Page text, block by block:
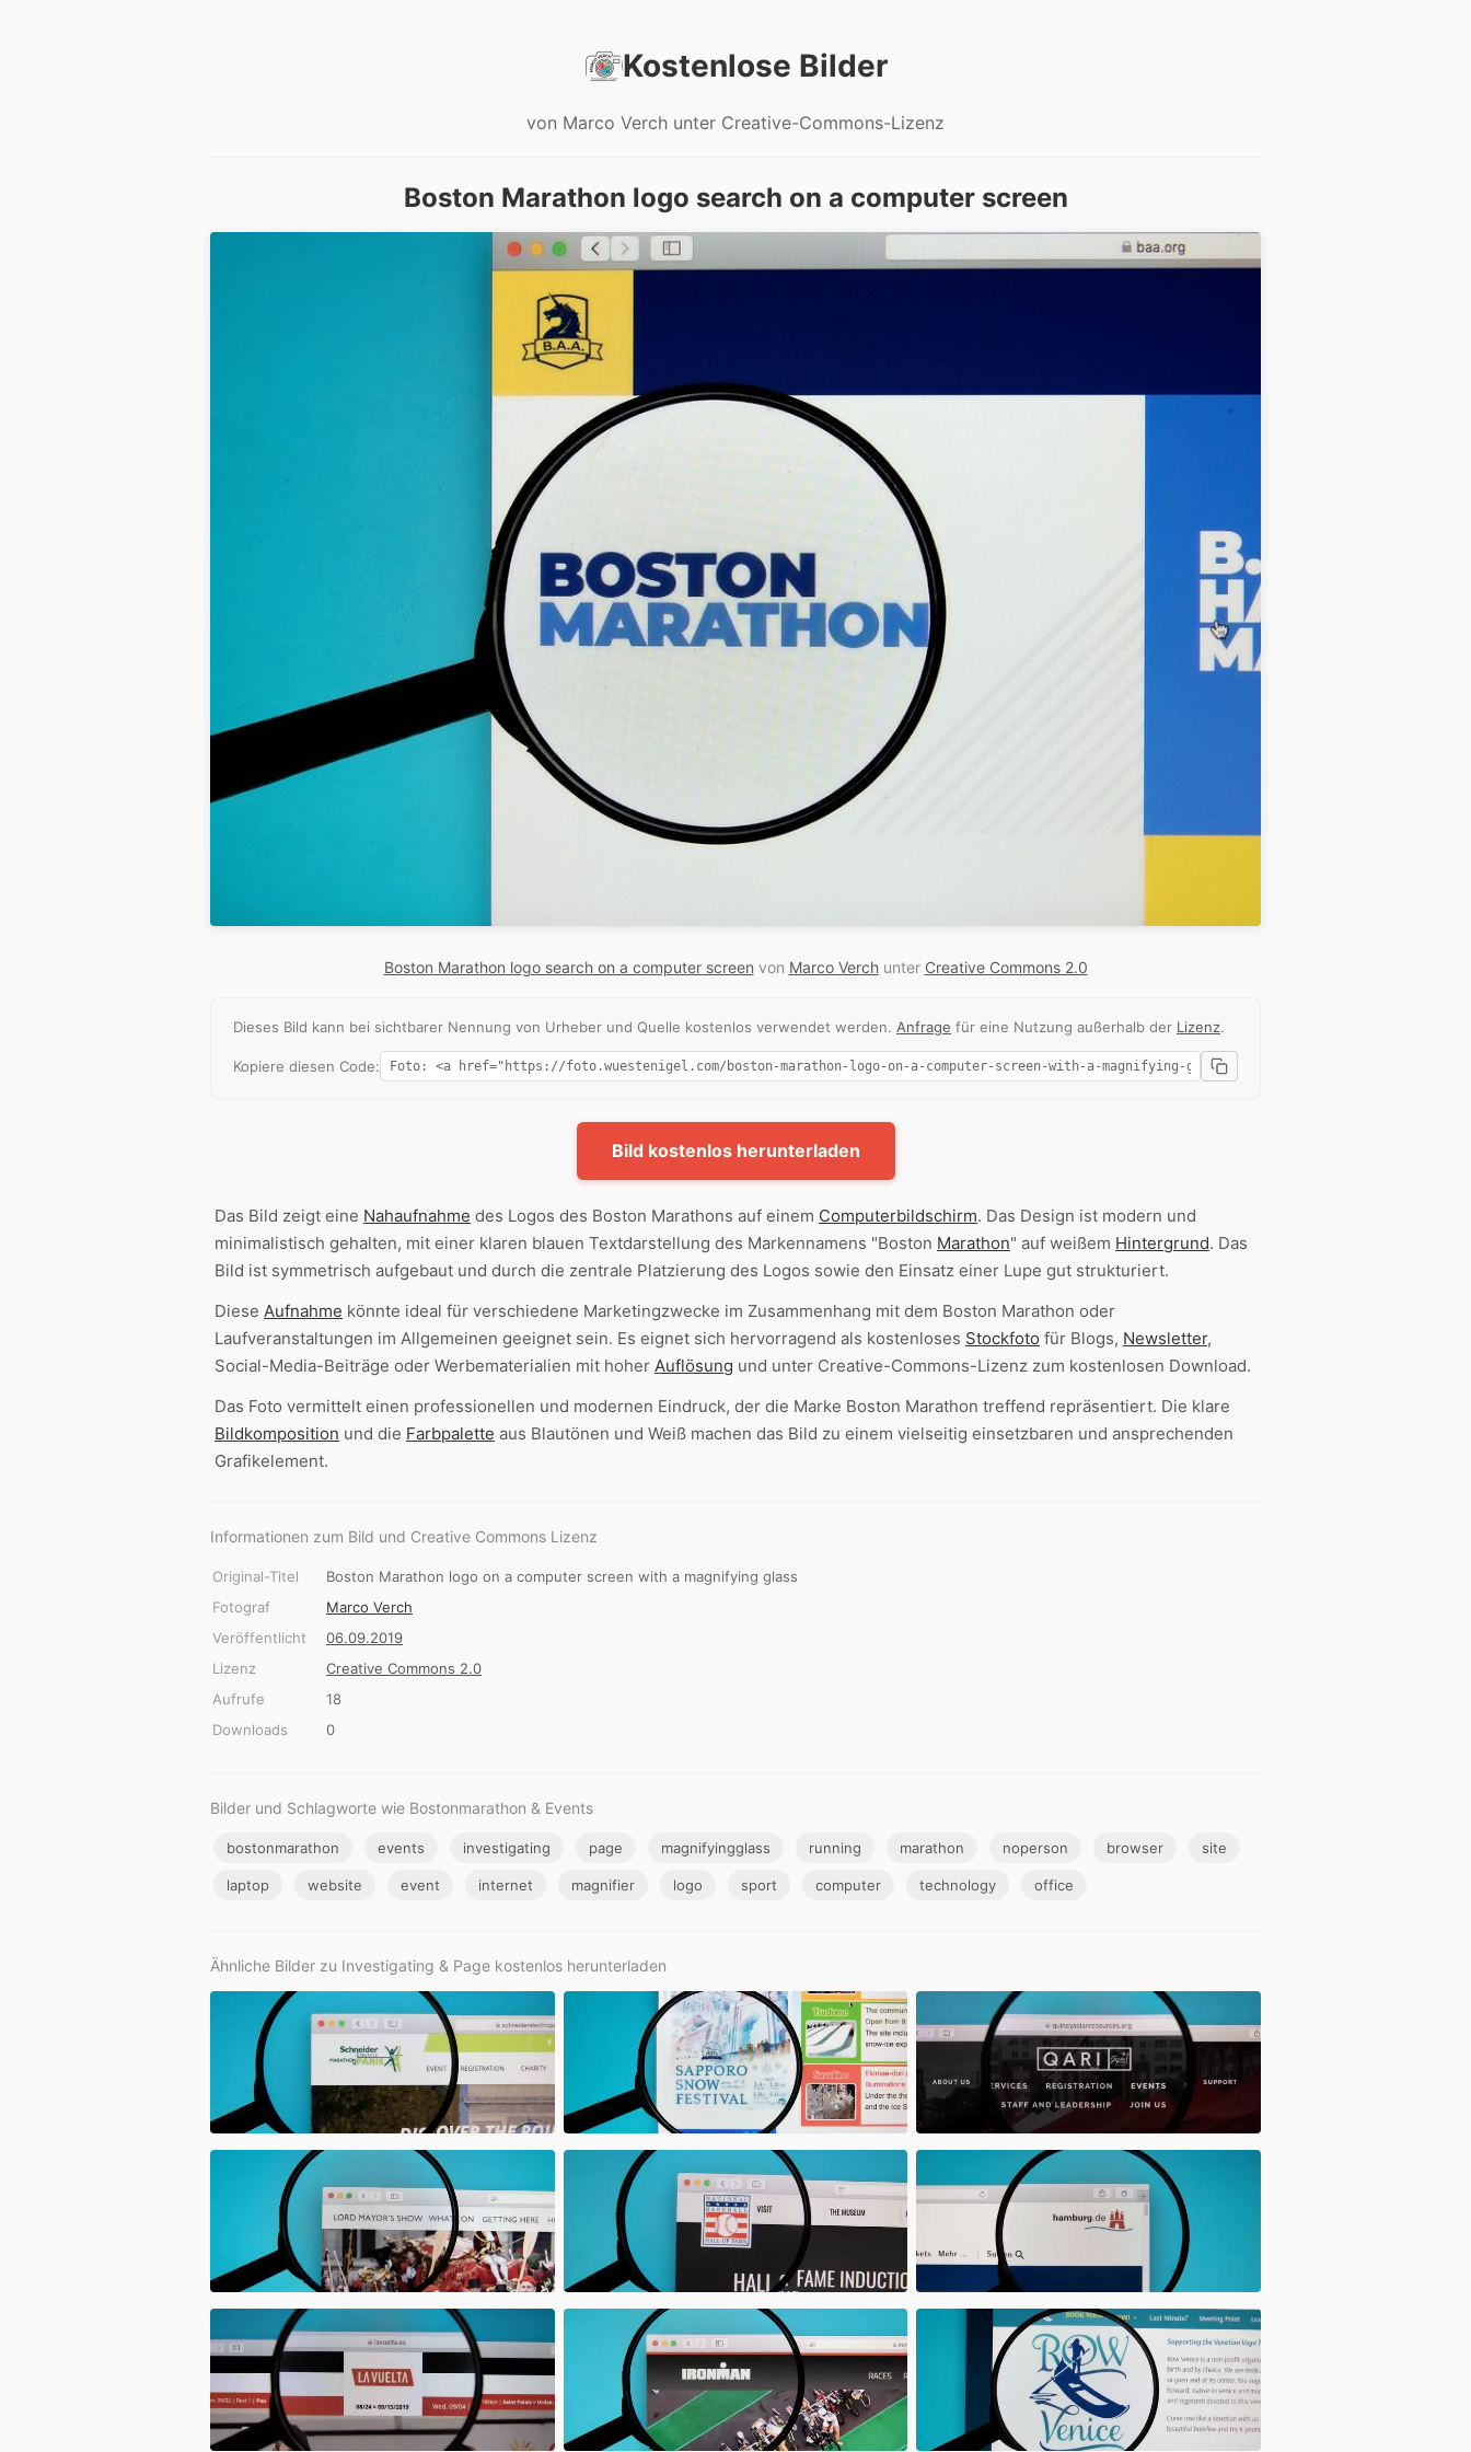
Kostenlose Bilder
von Marco Verch unter Creative-Commons-Lizenz
Boston Marathon logo search on a computer screen
Boston Marathon logo search on a computer screen von Marco Verchunter Creative Commons 2.0
Dieses Bild kann bei sichtbarer Nennung von Urheber und Quelle kostenlos verwendet werden. Anfrage für eine Nutzung außerhalb der Lizenz.
Kopiere diesen Code:
Bild kostenlos herunterladen
Das Bild zeigt eine Nahaufnahme des Logos des Boston Marathons auf einem Computerbildschirm. Das Design ist modern und
minimalistisch gehalten, mit einer klaren blauen Textdarstellung des Markennamens "Boston Marathon" auf weißem Hintergrund. Das
Bild ist symmetrisch aufgebaut und durch die zentrale Platzierung des Logos sowie den Einsatz einer Lupe gut strukturiert.
Diese Aufnahme könnte ideal für verschiedene Marketingzwecke im Zusammenhang mit dem Boston Marathon oder
Laufveranstaltungen im Allgemeinen geeignet sein. Es eignet sich hervorragend als kostenloses Stockfoto für Blogs, Newsletter,
Social-Media-Beiträge oder Werbematerialien mit hoher Auflösung und unter Creative-Commons-Lizenz zum kostenlosen Download.
Das Foto vermittelt einen professionellen und modernen Eindruck, der die Marke Boston Marathon treffend repräsentiert. Die klare
Bildkomposition und die Farbpalette aus Blautönen und Weiß machen das Bild zu einem vielseitig einsetzbaren und ansprechenden
Grafikelement.
Informationen zum Bild und Creative Commons Lizenz
Original-Titel
Boston Marathon logo on a computer screen with a magnifying glass
Fotograf
Marco Verch
Veröffentlicht
06.09.2019
Lizenz
Creative Commons 2.0
Aufrufe
18
Downloads
0
Bilder und Schlagworte wie Bostonmarathon & Events
bostonmarathon events investigating page magnifyingglass running marathon noperson browser site
laptop website event internet magnifier logo sport computer technology office
Ähnliche Bilder zu Investigating & Page kostenlos herunterladen